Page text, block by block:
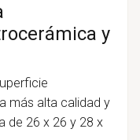
y
más alta calidad y
de 26 x 26 y 28 x